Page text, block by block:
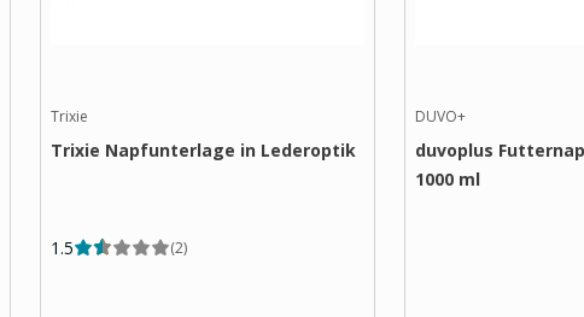
Trixie
Trixie Napfunterlage in Lederoptik
1.5 (2)
DUVO+
duvoplus
1000 ml